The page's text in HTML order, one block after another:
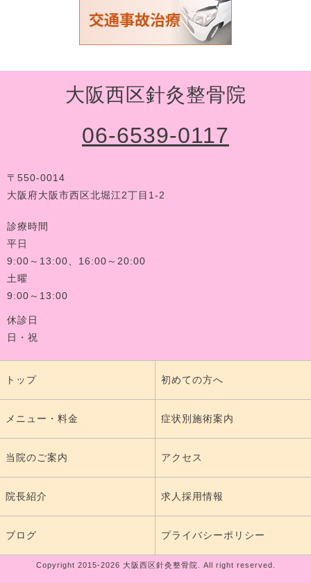
大阪西区針灸整骨院
06-6539-0117
〒550-0014
大阪府大阪市西区北堀江2丁目1-2
診療時間
平日
9:00～13:00、16:00～20:00
土曜
9:00～13:00
休診日
日・祝
トップ 初めての方へ
メニュー・料金 症状別施術案内
当院のご案内 アクセス
院長紹介 求人採用情報
ブログ プライバシーポリシー
Copyright 2015-2026 大阪西区針灸整骨院. All right reserved.